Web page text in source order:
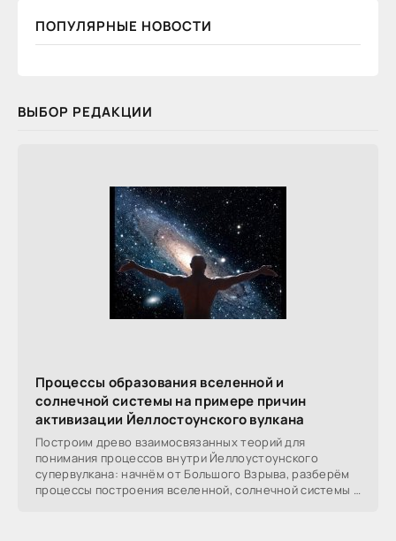
ПОПУЛЯРНЫЕ НОВОСТИ
ВЫБОР РЕДАКЦИИ
Процессы образования вселенной и
солнечной системы на примере причин
активизации Йеллостоунского вулкана
Построим древо взаимосвязанных теорий для
понимания процессов внутри Йеллоустоунского
супервулкана: начнём от Большого Взрыва, разберём
процессы построения вселенной, солнечной системы в